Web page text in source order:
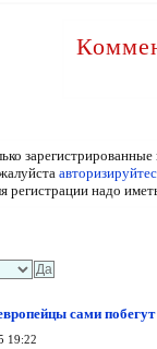
регистрации надо
сами
19:22